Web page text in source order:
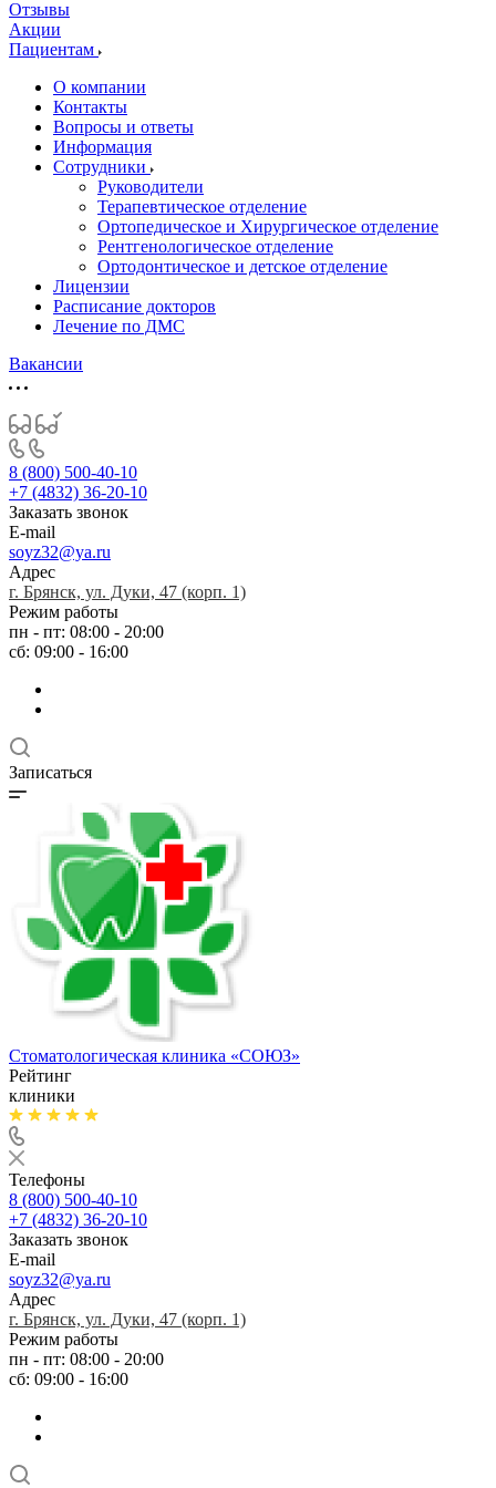
Отзывы
Акции
Пациентам
О компании
Контакты
Вопросы и ответы
Информация
Сотрудники
Руководители
Терапевтическое отделение
Ортопедическое и Хирургическое отделение
Рентгенологическое отделение
Ортодонтическое и детское отделение
Лицензии
Расписание докторов
Лечение по ДМС
Вакансии
8 (800) 500-40-10
+7 (4832) 36-20-10
Заказать звонок
E-mail
soyz32@ya.ru
Адрес
г. Брянск, ул. Дуки, 47 (корп. 1)
Режим работы
пн - пт: 08:00 - 20:00
сб: 09:00 - 16:00
Записаться
Стоматологическая клиника «СОЮЗ»
Рейтинг
клиники
Телефоны
8 (800) 500-40-10
+7 (4832) 36-20-10
Заказать звонок
E-mail
soyz32@ya.ru
Адрес
г. Брянск, ул. Дуки, 47 (корп. 1)
Режим работы
пн - пт: 08:00 - 20:00
сб: 09:00 - 16:00